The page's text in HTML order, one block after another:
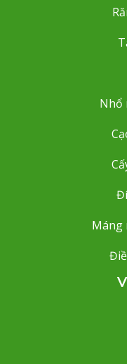
Nhổ
Máng